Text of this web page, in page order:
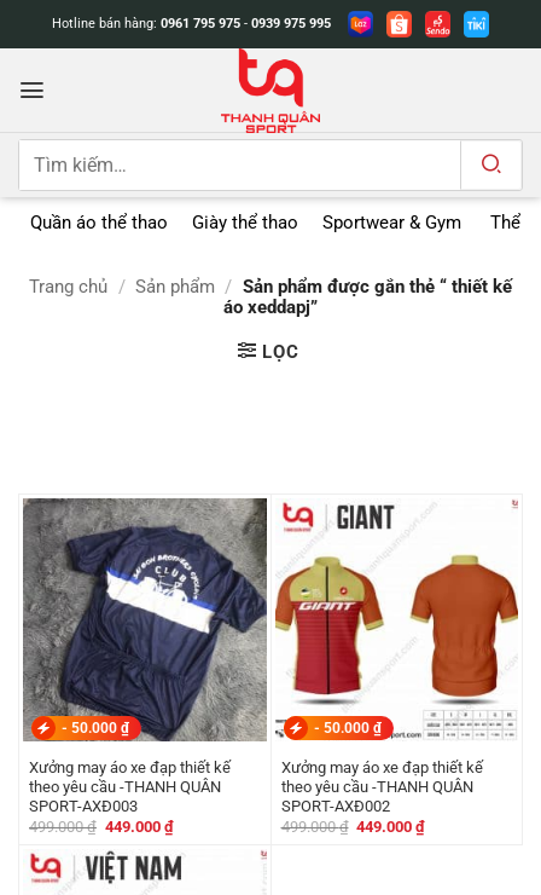
dung
Hotline bán hàng: 0961 795 975 - 0939 975 995
Tìm
Quần áo thể thao Giày thể thao Sportwear & Gym Thể
Trang chủ / Sản phẩm / Sản phẩm được gắn thẻ “ thiết kế
áo xeddapj”
LỌC
- 50.000 ₫
Xưởng may áo xe đạp thiết kế
theo yêu cầu -THANH QUÂN
SPORT-AXĐ003
499.000₫ Giá
là:
499.000 ₫.
449.000 ₫Giá
hiện
tại
là:
449.000 ₫.
- 50.000 ₫
Xưởng may áo xe đạp thiết kế
theo yêu cầu -THANH QUÂN
SPORT-AXĐ002
499.000₫ Giá
449.000₫Giá